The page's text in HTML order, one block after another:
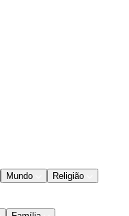
Mundo
Religião